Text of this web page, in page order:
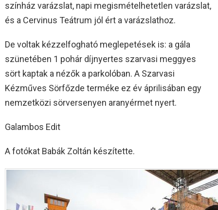
színház varázslat, napi megismételhetetlen varázslat,
és a Cervinus Teátrum jól ért a varázslathoz.
De voltak kézzelfogható meglepetések is: a gála
szünetében 1 pohár díjnyertes szarvasi meggyes
sört kaptak a nézők a parkolóban. A Szarvasi
Kézműves​ Sörfőzde terméke ez év áprilisában egy
nemzetközi sörversenyen aranyérmet nyert.
Galambos Edit
A fotókat Babák Zoltán készítette.